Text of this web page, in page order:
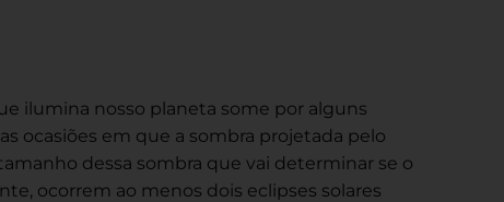
ilumina nosso planeta some por alguns
ocasiões em que a sombra projetada pelo
dessa sombra que vai determinar se o
ocorrem ao menos dois eclipses solares